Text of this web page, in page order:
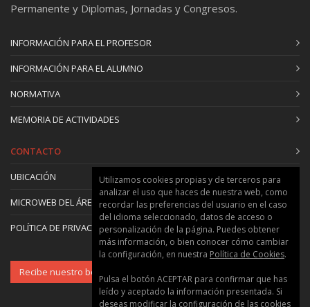
Permanente y Diplomas, Jornadas y Congresos.
INFORMACIÓN PARA EL PROFESOR
INFORMACIÓN PARA EL ALUMNO
NORMATIVA
MEMORIA DE ACTIVIDADES
CONTACTO
UBICACIÓN
MICROWEB DEL ÁREA
POLÍTICA DE PRIVACIDAD Y COOKIES
Recibe nuestro boletín
Utilizamos cookies propias y de terceros para
analizar el uso que haces de nuestra web, como
recordar las preferencias del usuario en el caso
del idioma seleccionado, datos de acceso o
personalización de la página. Puedes obtener
más información, o bien conocer cómo cambiar
la configuración, en nuestra Política de Cookies.
Pulsa el botón ACEPTAR para confirmar que has
leído y aceptado la información presentada. Si
deseas modificar la configuración de las cookies